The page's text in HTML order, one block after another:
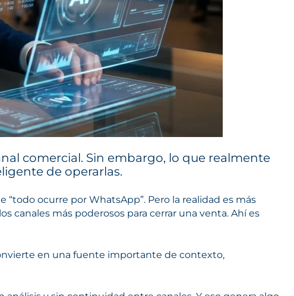
comercial. Sin embargo, lo que realmente
de operarlas.
ocurre por WhatsApp”. Pero la realidad es más
canales más poderosos para cerrar una venta. Ahí es
en una fuente importante de contexto,